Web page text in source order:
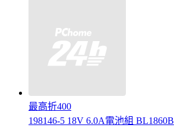
最高折400
198146-5 18V 6.0A電池組 BL1860B